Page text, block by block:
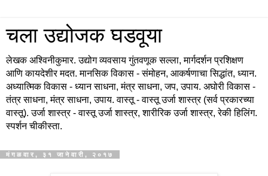
चला उद्योजक घडवूया
लेखक अश्विनीकुमार. उद्योग व्यवसाय गुंतवणूक सल्ला, मार्गदर्शन प्रशिक्षण
आणि कायदेशीर मदत. मानसिक विकास - संमोहन, आकर्षणाचा सिद्धांत, ध्यान.
अध्यात्मिक विकास - ध्यान साधना, मंत्र साधना, जप, उपाय. अघोरी विकास -
तंत्र साधना, मंत्र साधना, उपाय. वास्तू - वास्तू उर्जा शास्त्र (सर्व प्रकारच्या
वास्तू). उर्जा शास्त्र - वास्तू उर्जा शास्त्र, शारीरिक उर्जा शास्त्र, रेकी हिलिंग.
स्पर्शन चीकीस्ता.
मंगळवार, ३१ जानेवारी, २०१७